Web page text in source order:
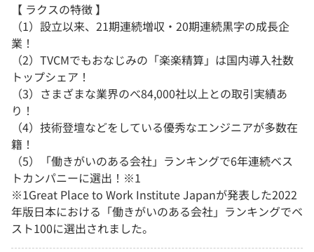
【 ラクスの特徴 】
（1）設立以来、21期連続増収・20期連続黒字の成長企
業！
（2）TVCMでもおなじみの「楽楽精算」は国内導入社数
トップシェア！
（3）さまざまな業界のべ84,000社以上との取引実績あ
り！
（4）技術登壇などをしている優秀なエンジニアが多数在
籍！
（5）「働きがいのある会社」ランキングで6年連続ベス
トカンパニーに選出！※1
※1Great Place to Work Institute Japanが発表した2022
年版日本における「働きがいのある会社」ランキングでベ
スト100に選出されました。